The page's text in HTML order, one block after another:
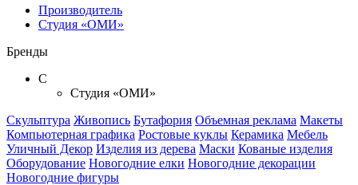
Производитель
Студия «ОМИ»
Бренды
С
Студия «ОМИ»
Скульптура Живопись Бутафория Объемная реклама Макеты
Компьютерная графика Ростовые куклы Керамика Мебель
Уличный Декор Изделия из дерева Маски Кованые изделия
Оборудование Новогодние елки Новогодние декорации
Новогодние фигуры